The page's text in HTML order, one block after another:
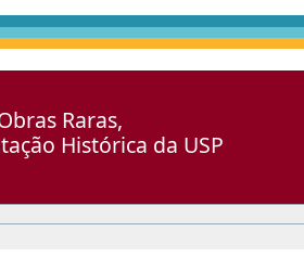
Raras,
Histórica da USP